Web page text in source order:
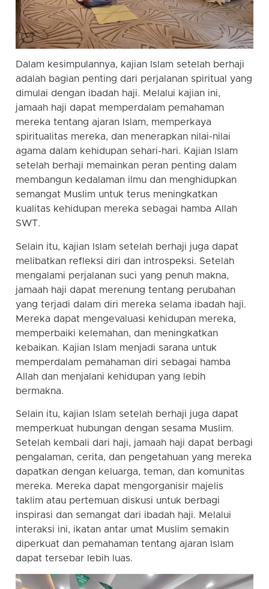
Dalam kesimpulannya, kajian Islam setelah berhaji
adalah bagian penting dari perjalanan spiritual yang
dimulai dengan ibadah haji. Melalui kajian ini,
jamaah haji dapat memperdalam pemahaman
mereka tentang ajaran Islam, memperkaya
spiritualitas mereka, dan menerapkan nilai-nilai
agama dalam kehidupan sehari-hari. Kajian Islam
setelah berhaji memainkan peran penting dalam
membangun kedalaman ilmu dan menghidupkan
semangat Muslim untuk terus meningkatkan
kualitas kehidupan mereka sebagai hamba Allah
SWT.
Selain itu, kajian Islam setelah berhaji juga dapat
melibatkan refleksi diri dan introspeksi. Setelah
mengalami perjalanan suci yang penuh makna,
jamaah haji dapat merenung tentang perubahan
yang terjadi dalam diri mereka selama ibadah haji.
Mereka dapat mengevaluasi kehidupan mereka,
memperbaiki kelemahan, dan meningkatkan
kebaikan. Kajian Islam menjadi sarana untuk
memperdalam pemahaman diri sebagai hamba
Allah dan menjalani kehidupan yang lebih
bermakna.
Selain itu, kajian Islam setelah berhaji juga dapat
memperkuat hubungan dengan sesama Muslim.
Setelah kembali dari haji, jamaah haji dapat berbagi
pengalaman, cerita, dan pengetahuan yang mereka
dapatkan dengan keluarga, teman, dan komunitas
mereka. Mereka dapat mengorganisir majelis
taklim atau pertemuan diskusi untuk berbagi
inspirasi dan semangat dari ibadah haji. Melalui
interaksi ini, ikatan antar umat Muslim semakin
diperkuat dan pemahaman tentang ajaran Islam
dapat tersebar lebih luas.